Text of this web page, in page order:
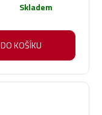
Skladem
DO KOŠÍKU